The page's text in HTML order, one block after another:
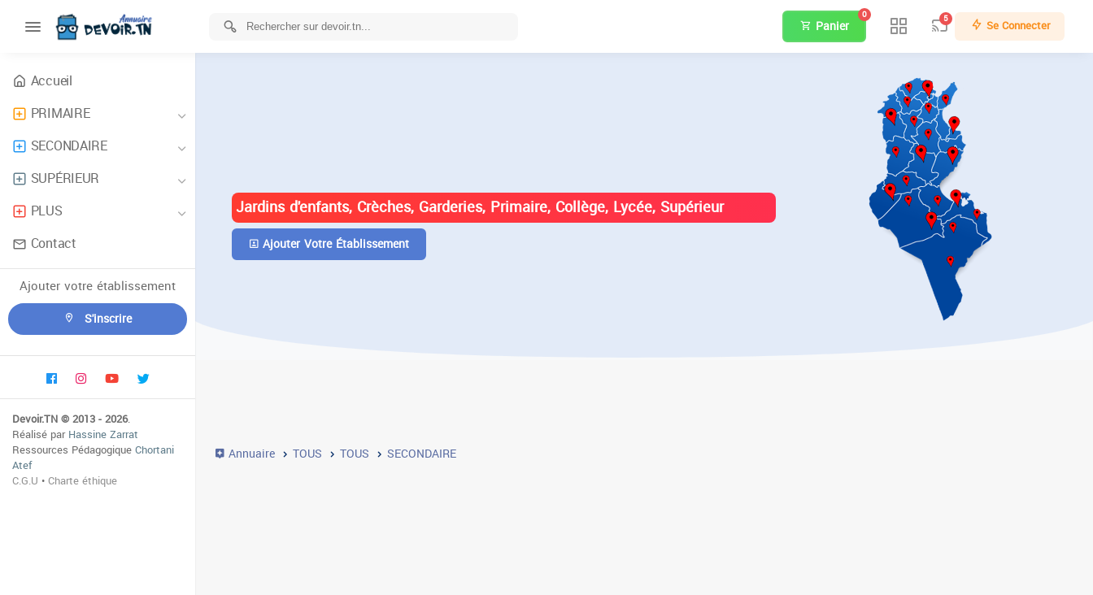
Accueil
PRIMAIRE
SECONDAIRE
SUPÉRIEUR
PLUS
Contact
Ajouter votre établissement
S'inscrire
Devoir.TN © 2013 - 2026.
Réalisé parHassine Zarrat
Ressources PédagogiqueChortani
Atef
C.G.U •Charte éthique
Panier
0 5 Se Connecter
Jardins d'enfants, Crèches, Garderies, Primaire, Collège, Lycée, Supérieur
Ajouter Votre Établissement
Annuaire TOUS TOUS SECONDAIRE